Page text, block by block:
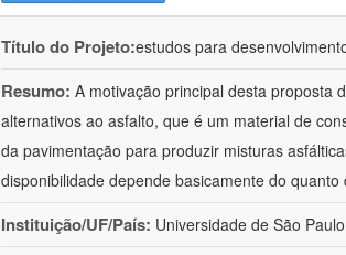
Título do Projeto:estudos para
Resumo: A motivação principal desta proposta
alternativos ao asfalto, que é um material de
da pavimentação para produzir misturas
disponibilidade depende basicamente do
Instituição/UF/País: Universidade de São